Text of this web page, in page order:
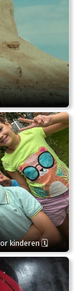
kinderen 🗓